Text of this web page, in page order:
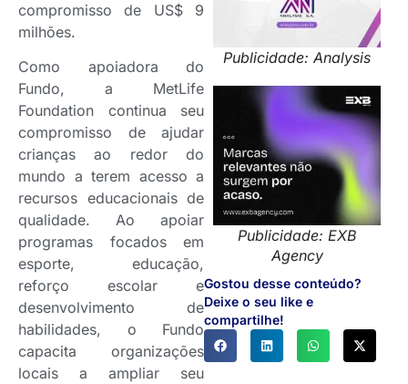
Publicidade: Analysis
Publicidade: EXB
Agency
Gostou desse conteúdo?
Deixe o seu like e
compartilhe!
compromisso de US$ 9
milhões.
Como apoiadora do
Fundo, a MetLife
Foundation continua seu
compromisso de ajudar
crianças ao redor do
mundo a terem acesso a
recursos educacionais de
qualidade. Ao apoiar
programas focados em
esporte, educação,
reforço escolar e
desenvolvimento de
habilidades, o Fundo
capacita organizações
locais a ampliar seu